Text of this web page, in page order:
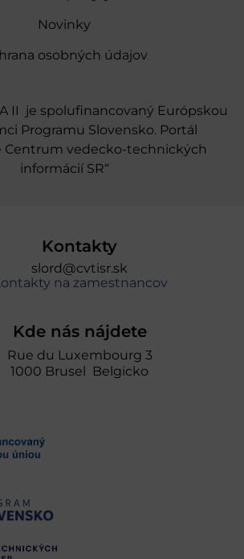
Novinky
osobných údajov
II je spolufinancovaný Európskou
Programu Slovensko. Portál
Centrum vedecko-technických
informácií SR“
Kontakty
slord@cvtisr.sk
na zamestnancov
Kde nás nájdete
Rue du Luxembourg 3
1000 Brusel Belgicko